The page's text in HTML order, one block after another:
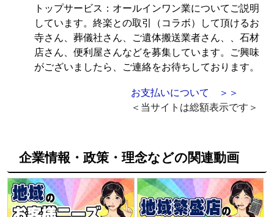
トップサービス：オールインワン業についてご説明
しています。終楽との取引（コラボ）して頂けるお
寺さん、葬儀社さん、ご遺体搬送業者さん、、石材
店さん、便利屋さんなどを募集しています。ご興味
がございましたら、ご連絡をお待ちしております。
お支払いについて ＞＞
＜当サイトは総額表示です＞
企業情報・政策・理念などの関連動画